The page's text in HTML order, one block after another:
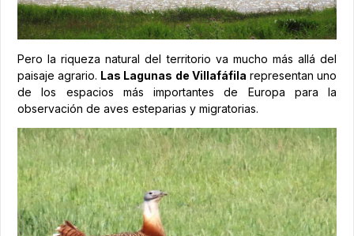
Pero la riqueza natural del territorio va mucho más allá del
paisaje agrario. Las Lagunas de Villafáfila representan uno
de los espacios más importantes de Europa para la
observación de aves esteparias y migratorias.